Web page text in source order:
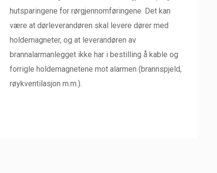
hutsparingene for rørgjennomføringene. Det kan
være at dørleverandøren skal levere dører med
holdemagneter, og at leverandøren av
brannalarmanlegget ikke har i bestilling å kable og
forrigle holdemagnetene mot alarmen (brannspjeld,
røykventilasjon m.m.).